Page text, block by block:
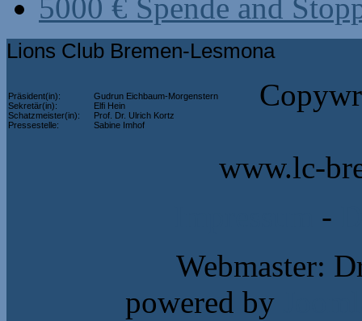
5000 € Spende and
Lions Club Bremen-Lesmona
Präsident(in):
Sekretär(in):
Schatzmeister(in):
Pressestelle:
Gudrun Eichbaum-Morgenstern
Elfi Hein
Prof. Dr. Ulrich Kortz
Sabine Imhof
www.lc-
-
Webmaster:
powered by